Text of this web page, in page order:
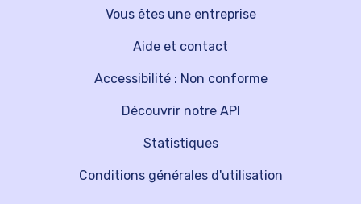
Vous êtes une entreprise
Découvrir notre API
Aide et contact
Statistiques
Accessibilité : Non conforme
Conditions générales d'utilisation